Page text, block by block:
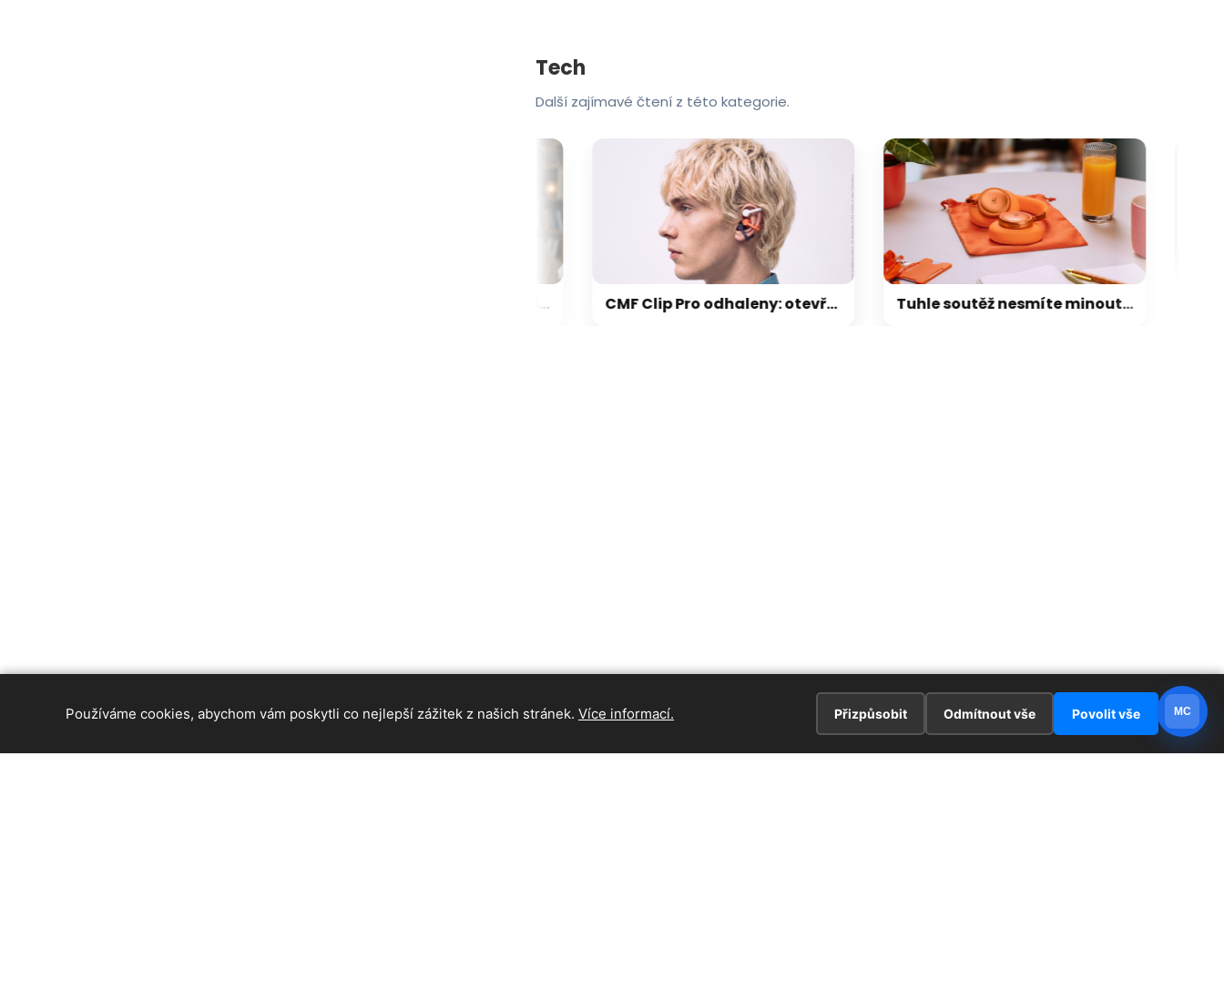
Tech
Další zajímavé čtení z této kategorie.
CMF Clip Pro odhaleny: otevřená sluchátka zaujmou hravým designem a skvělou výdrží Tuhle soutěž nesmíte minout: hrajeme o 3x nadupaná sluchátka JBL s ANC
Používáme cookies, abychom vám poskytli co nejlepší zážitek z našich stránek. Více informací. Přizpůsobit Odmítnout vše Povolit vše MC